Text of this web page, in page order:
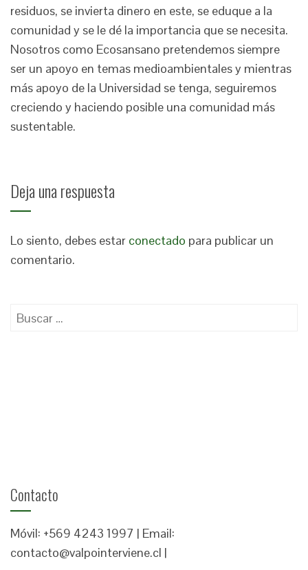
residuos, se invierta dinero en este, se eduque a la
comunidad y se le dé la importancia que se necesita.
Nosotros como Ecosansano pretendemos siempre
ser un apoyo en temas medioambientales y mientras
más apoyo de la Universidad se tenga, seguiremos
creciendo y haciendo posible una comunidad más
sustentable.
Deja una respuesta
Lo siento, debes estar conectado para publicar un
comentario.
Buscar:
Contacto
Móvil: +569 4243 1997 | Email:
contacto@valpointerviene.cl |